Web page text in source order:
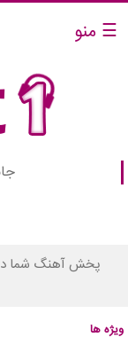
☰ منو
پخش آهنگ شما
ویژه ها